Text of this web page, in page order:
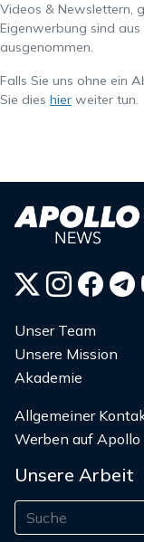
Videos & Newslettern,
Eigenwerbung sind
ausgenommen.
Falls Sie uns ohne ein
Sie dies hier weiter tun.
Unser Team
Unsere Mission
Akademie
Allgemeiner
Werben auf Apollo
Unsere Arbeit